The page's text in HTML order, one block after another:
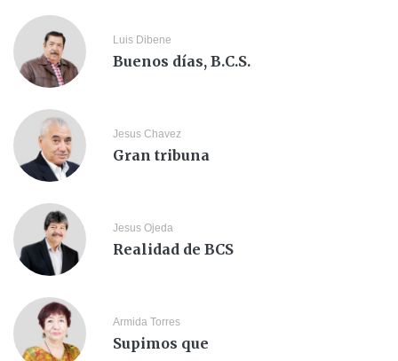
Luis Dibene
Buenos días, B.C.S.
Jesus Chavez
Gran tribuna
Jesus Ojeda
Realidad de BCS
Armida Torres
Supimos que